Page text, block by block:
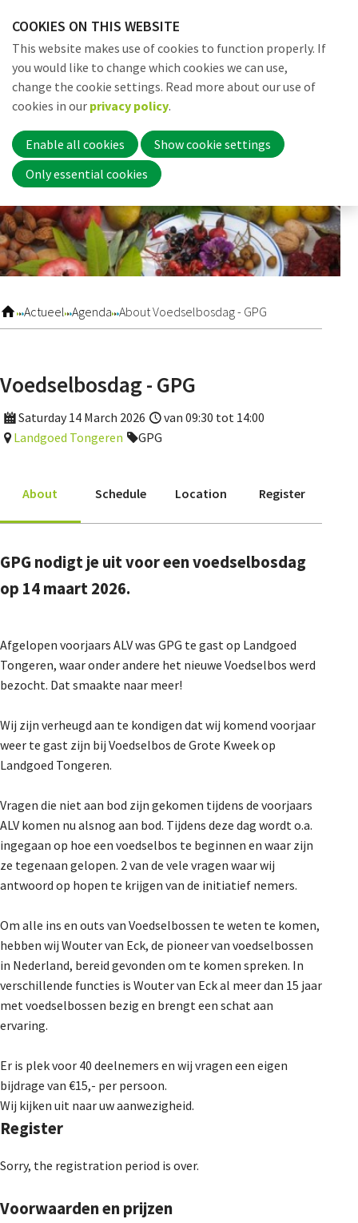
links
Jump
to
navigation
to
main
content
Actueel Agenda About Voedselbosdag - GPG
Voedselbosdag - GPG
Saturday 14 March 2026
van 09:30 tot 14:00
Landgoed Tongeren
GPG
About Schedule Location Register
GPG nodigt je uit voor een voedselbosdag
op 14 maart 2026.
Afgelopen voorjaars ALV was GPG te gast op Landgoed
Tongeren, waar onder andere het nieuwe Voedselbos werd
bezocht. Dat smaakte naar meer!
Wij zijn verheugd aan te kondigen dat wij komend voorjaar
weer te gast zijn bij Voedselbos de Grote Kweek op
Landgoed Tongeren.
Vragen die niet aan bod zijn gekomen tijdens de voorjaars
ALV komen nu alsnog aan bod. Tijdens deze dag wordt o.a.
ingegaan op hoe een voedselbos te beginnen en waar zijn
ze tegenaan gelopen. 2 van de vele vragen waar wij
antwoord op hopen te krijgen van de initiatief nemers.
Om alle ins en outs van Voedselbossen te weten te komen,
hebben wij Wouter van Eck, de pioneer van voedselbossen
in Nederland, bereid gevonden om te komen spreken. In
verschillende functies is Wouter van Eck al meer dan 15 jaar
met voedselbossen bezig en brengt een schat aan
ervaring.
Er is plek voor 40 deelnemers en wij vragen een eigen
bijdrage van €15,- per persoon.
Wij kijken uit naar uw aanwezigheid.
Register
Sorry, the registration period is over.
Voorwaarden en prijzen
Home
Dossiers
De Landeigenaar
Contact
COOKIES ON THIS WEBSITE
This website makes use of cookies to function properly. If
you would like to change which cookies we can use,
change the cookie settings. Read more about our use of
cookies in our privacy policy.
Enable all cookies
Show cookie settings
Only essential cookies